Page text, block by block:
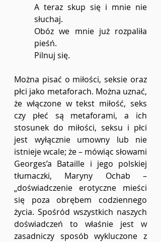
A teraz skup się i mnie nie
słuchaj.
Obóz we mnie już rozpaliła
pieśń.
Pilnuj się.
Można pisać o miłości, seksie oraz
płci jako metaforach. Można uznać,
że włączone w tekst miłość, seks
czy płeć są metaforami, a ich
stosunek do miłości, seksu i płci
jest wyłącznie umowny lub nie
istnieje wcale; że – mówiąc słowami
Georges’a Bataille i jego polskiej
tłumaczki, Maryny Ochab –
„doświadczenie erotyczne mieści
się poza obrębem codziennego
życia. Spośród wszystkich naszych
doświadczeń to właśnie jest w
zasadniczy sposób wykluczone z